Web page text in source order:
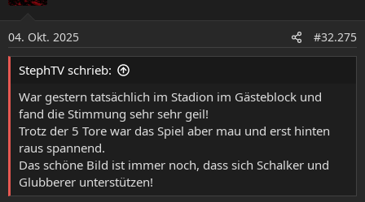
o
n
e
n
04. Okt. 2025 #32.275
StephTV schrieb:
War gestern tatsächlich im Stadion im Gästeblock und
fand die Stimmung sehr sehr geil!
Trotz der 5 Tore war das Spiel aber mau und erst hinten
raus spannend.
Das schöne Bild ist immer noch, dass sich Schalker und
Glubberer unterstützen!